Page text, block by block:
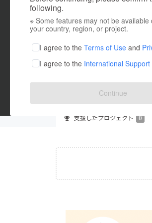
アート・写真
テクノロジー
映像・映画
ビジネス・
まちづくり
following.
※ Some features may not be available
your country, region, or project.
I agree to the Terms of Use and
I agree to the International Support
Continue
支援したプロジェクト 0